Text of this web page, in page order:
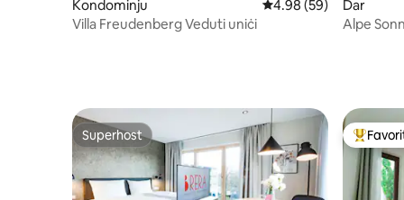
Kondominju Rating medju ta' 4.98
4.98 (59)
Villa Freudenberg Veduti uniċi
Dar
Alpe
Superhost
Superhost Wieħed